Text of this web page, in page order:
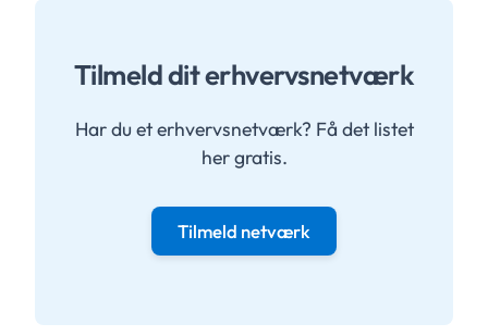
Tilmeld dit erhvervsnetværk
Har du et erhvervsnetværk? Få det listet
her gratis.
Tilmeld netværk